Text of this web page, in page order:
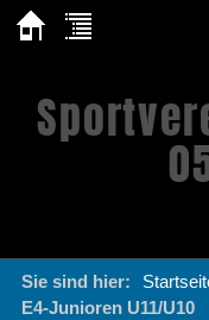
Sie sind hier:
E4-Junioren U11/U10